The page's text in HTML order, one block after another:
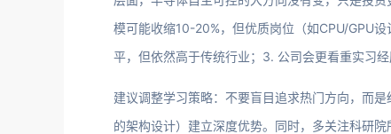
模可能收缩10-20%，但优质岗位（如CPU/GPU
平，但依然高于传统行业；3. 公司会更看重实习经
建议调整学习策略：不要盲目追求热门方向，而
的架构设计）建立深度优势。同时，多关注科研